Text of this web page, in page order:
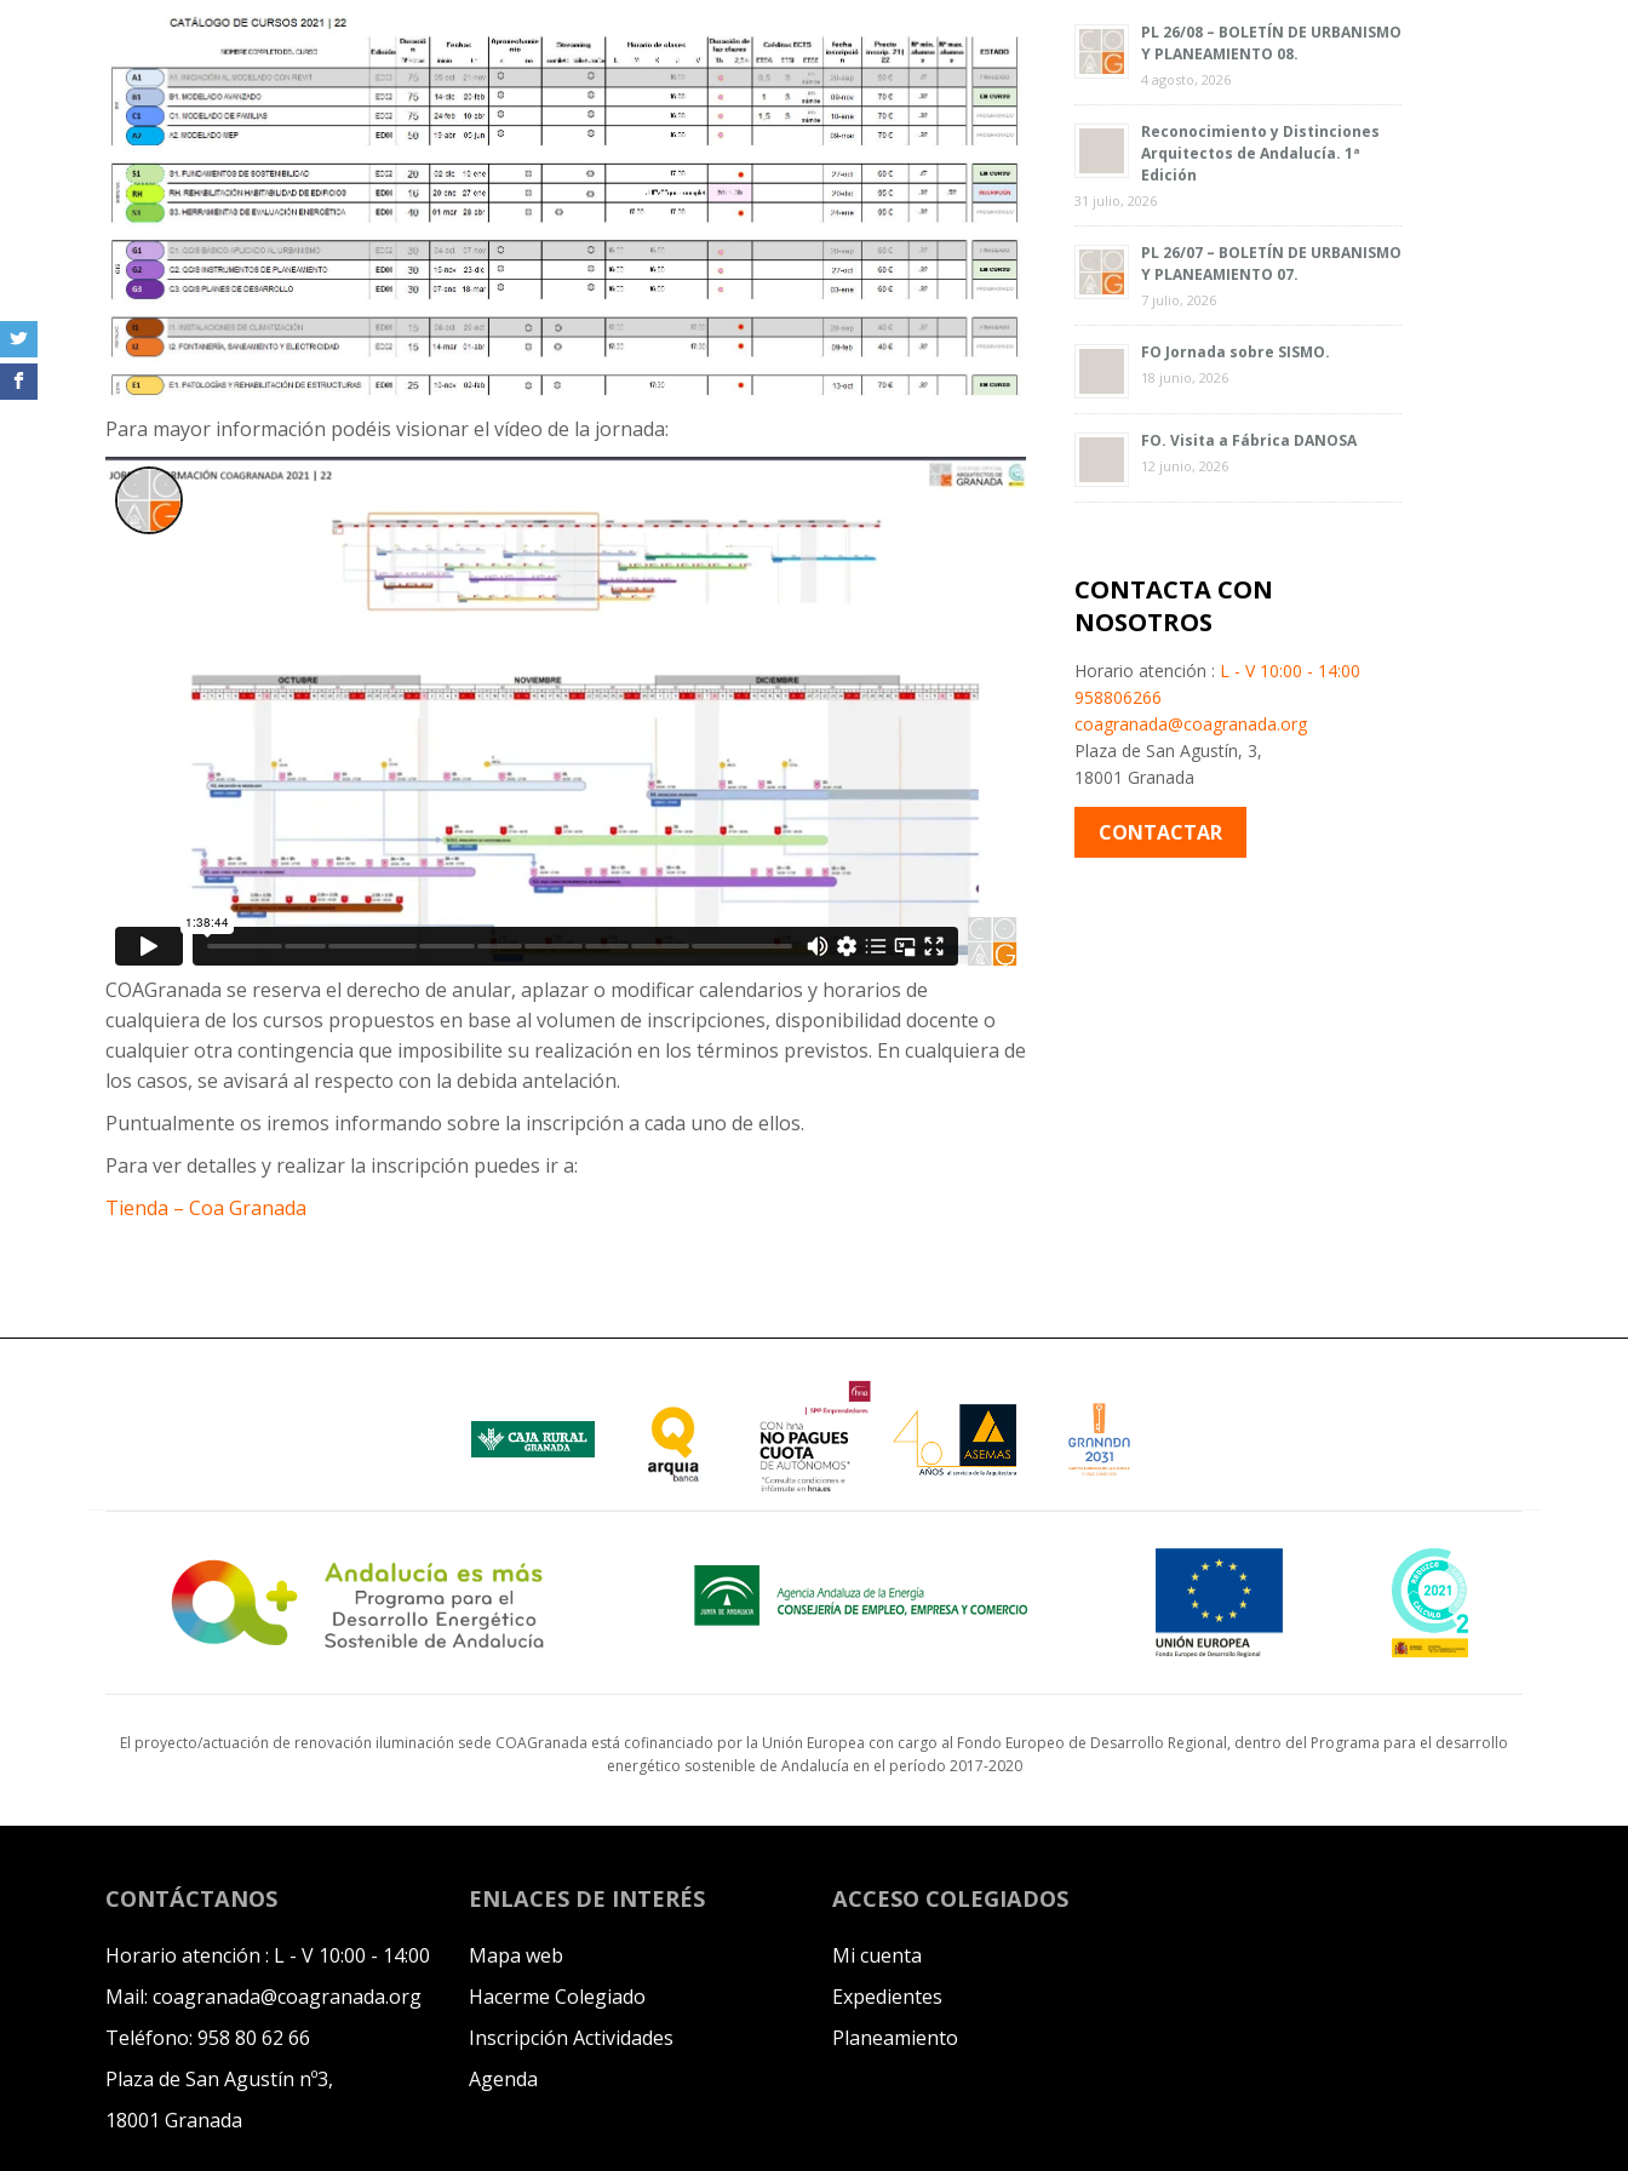
Para mayor información podéis visionar el vídeo de la jornada:
COAGranada se reserva el derecho de anular, aplazar o modificar calendarios y horarios de
cualquiera de los cursos propuestos en base al volumen de inscripciones, disponibilidad docente o
cualquier otra contingencia que imposibilite su realización en los términos previstos. En cualquiera de
los casos, se avisará al respecto con la debida antelación.
Puntualmente os iremos informando sobre la inscripción a cada uno de ellos.
Para ver detalles y realizar la inscripción puedes ir a:
Tienda – Coa Granada
PL 26/08 – BOLETÍN DE URBANISMO
Y PLANEAMIENTO 08.
4 agosto, 2026
Reconocimiento y Distinciones
Arquitectos de Andalucía. 1ª
Edición
31 julio, 2026
PL 26/07 – BOLETÍN DE URBANISMO
Y PLANEAMIENTO 07.
7 julio, 2026
FO Jornada sobre SISMO.
18 junio, 2026
FO. Visita a Fábrica DANOSA
12 junio, 2026
CONTACTA CON
NOSOTROS
Horario atención : L - V 10:00 - 14:00
958806266
coagranada@coagranada.org
Plaza de San Agustín, 3,
18001 Granada
CONTACTAR
El proyecto/actuación de renovación iluminación sede COAGranada está cofinanciado por la Unión Europea con cargo al Fondo Europeo de Desarrollo Regional, dentro del Programa para el desarrollo
energético sostenible de Andalucía en el período 2017-2020
CONTÁCTANOS
Horario atención : L - V 10:00 - 14:00
Mail: coagranada@coagranada.org
Teléfono: 958 80 62 66
Plaza de San Agustín nº3,
18001 Granada
ENLACES DE INTERÉS
Mapa web
Hacerme Colegiado
Inscripción Actividades
Agenda
ACCESO COLEGIADOS
Mi cuenta
Expedientes
Planeamiento